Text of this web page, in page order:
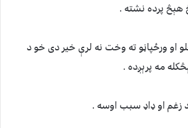
هېڅ پرده نشته .
او ورځپاڼو ته وخت نه لرې خیر دی خو د
مه پرېږده .